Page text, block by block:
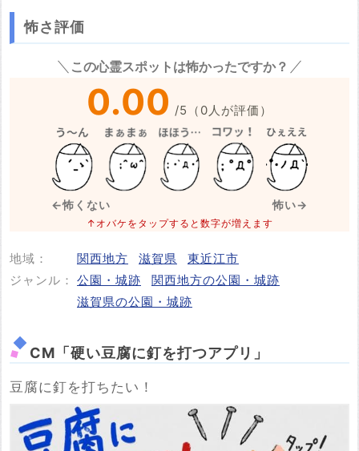
※心霊体験談や怖い話はコメント欄での投稿をお願いします。
※事件・事故が起きた日付
投稿する
怖さ評価
この心霊スポットは怖かったですか？
0.00 /5 （ 0人が評価）
←怖くない 怖い→
↑オバケをタップすると数字が増えます
地域： 関西地方 滋賀県
東近江市
ジャンル： 公園・城跡
関西地方の公園・城跡
滋賀県の公園・城跡
CM「硬い豆腐に釘を打つアプリ」
豆腐に釘を打ちたい！